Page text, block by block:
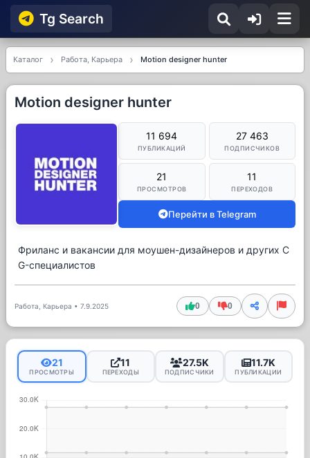
Tg Searсh
Каталог Работа, Карьера Motion designer hunter
Motion designer hunter
11 694
ПУБЛИКАЦИЙ
27 463
ПОДПИСЧИКОВ
21
ПРОСМОТРОВ
11
ПЕРЕХОДОВ
Перейти в Telegram
Фриланс и вакансии для моушен-дизайнеров и других C
G-специалистов
Работа, Карьера • 7.9.2025 0 0
21
ПРОСМОТРЫ
11
ПЕРЕХОДЫ
27.5K
ПОДПИСЧИКИ
11.7K
ПУБЛИКАЦИИ